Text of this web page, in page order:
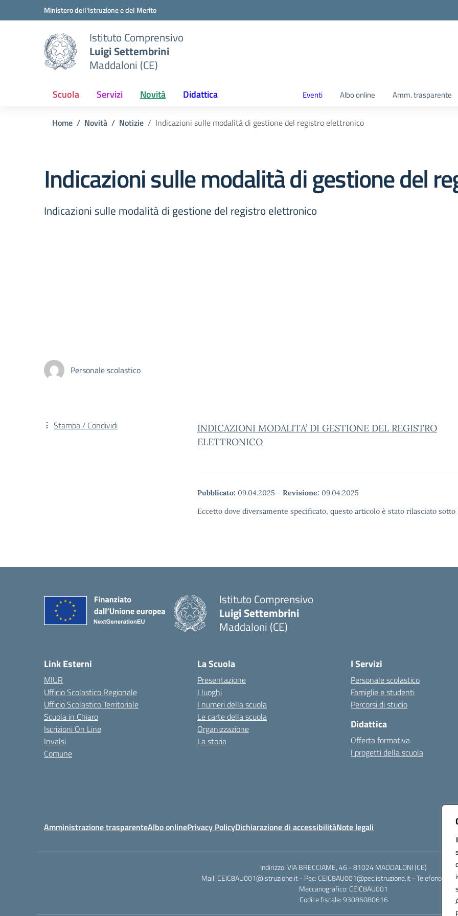
Vai ai contenuti
Vai al menu di navigazioneMinistero dell'Istruzione e del Merito
Istituto Comprensivo
Luigi Settembrini
Maddaloni (CE)
Scuola Servizi Novità Didattica Eventi Albo online Amm. trasparente
Home Novità Notizie Indicazioni sulle modalità di gestione del registro elettronico
Indicazioni sulle modalità di gestione del
Indicazioni sulle modalità di gestione del registro elettronico
Personale scolastico
INDICAZIONI MODALITA’ DI GESTIONE DEL REGISTRO
ELETTRONICO
Pubblicato: 09.04.2025 - Revisione: 09.04.2025
Eccetto dove diversamente specificato, questo articolo è stato rilasciato
Stampa / Condividi
Istituto Comprensivo
Luigi Settembrini
Maddaloni (CE)
Link Esterni
MIUR
Ufficio Scolastico Regionale
Ufficio Scolastico Territoriale
Scuola in Chiaro
Iscrizioni On Line
Invalsi
Comune
La Scuola
Presentazione
I luoghi
I numeri della scuola
Le carte della scuola
Organizzazione
La storia
I Servizi
Personale scolastico
Famiglie e studenti
Percorsi di studio
Didattica
Offerta formativa
I progetti della scuola
Amministrazione trasparenteAlbo onlinePrivacy PolicyDichiarazione di accessibilitàNote legali
Indirizzo: VIA BRECCIAME, 46 - 81024 MADDALONI (CE)
Mail: CEIC8AU001@istruzione.it - Pec: CEIC8AU001@pec.istruzione.it - Telefono:
Meccanografico: CEIC8AU001
Codice fiscale: 93086080616